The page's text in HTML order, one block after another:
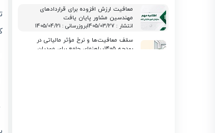
معافیت ارزش افزوده برای قراردادهای
مهندسین مشاور پایان یافت
انتشار : 1405/03/27 بروزرسانی : 1405/04/21
سقف معافیت‌ها و نرخ مؤثر مالیاتی در
بودجه ۱۴۰۵؛ راهنمای جامع برای مودیان